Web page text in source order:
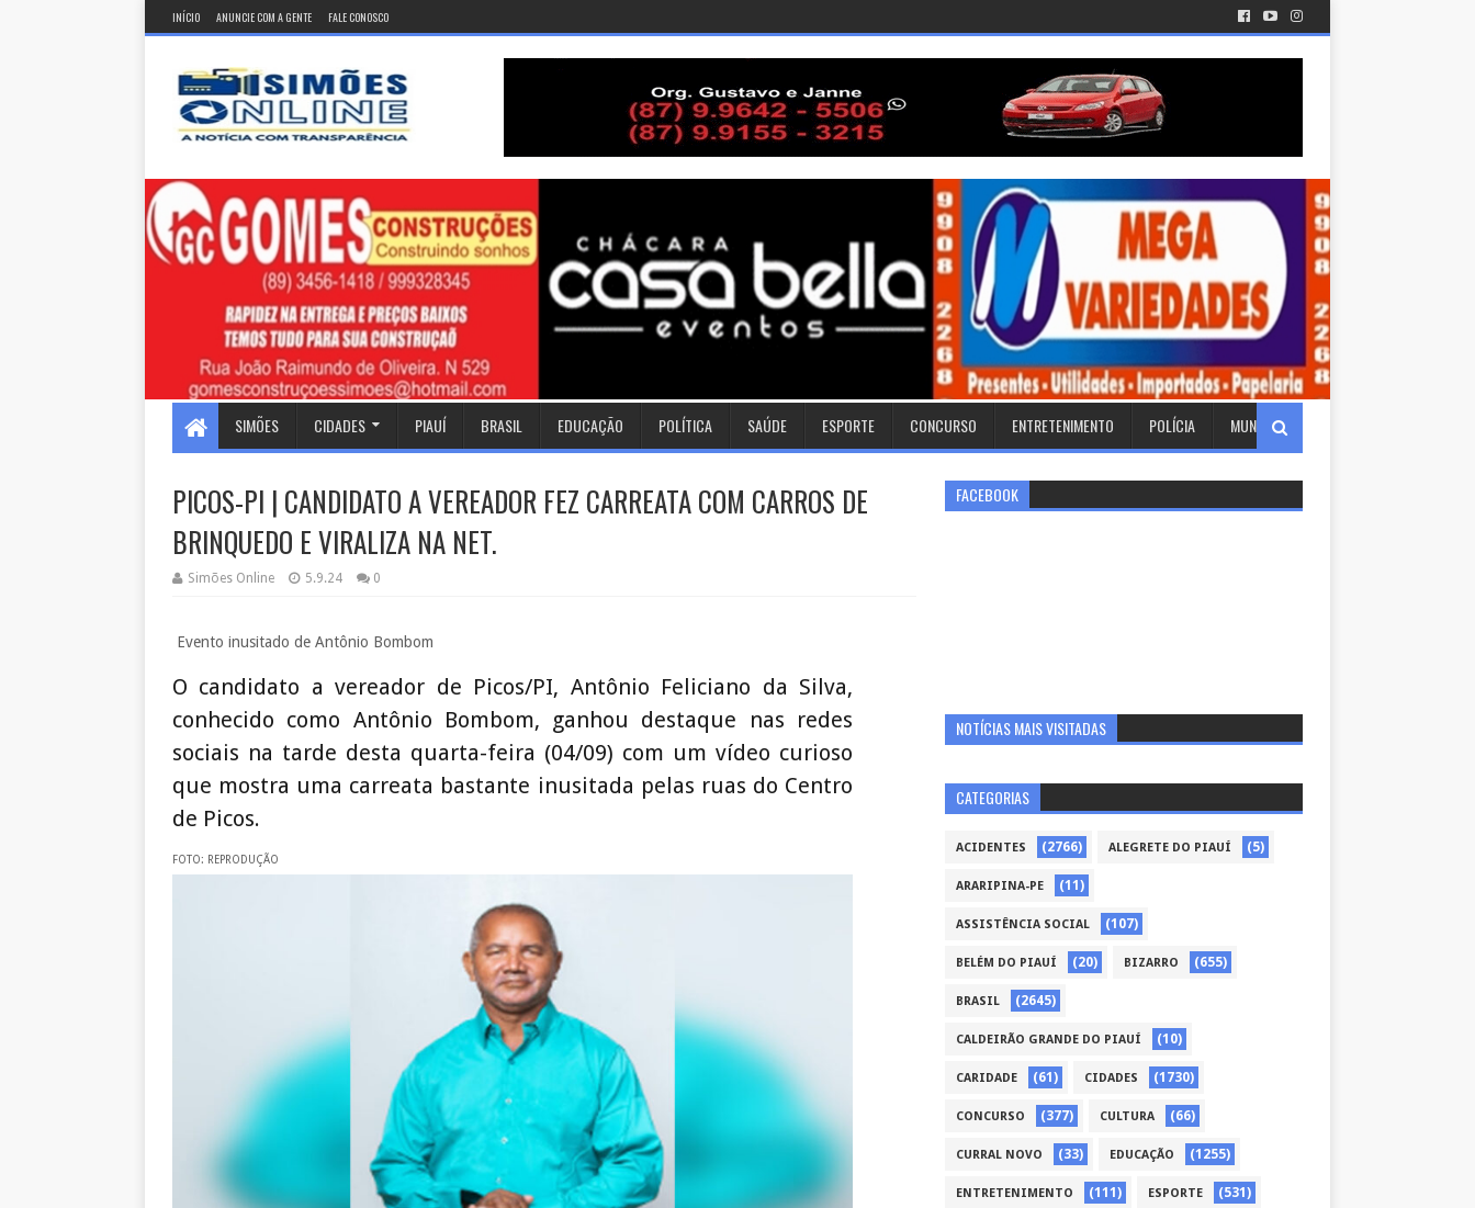
INÍCIO ANUNCIE COM A GENTE FALE CONOSCO
SIMÕES CIDADES PIAUÍ BRASIL EDUCAÇÃO POLÍTICA SAÚDE ESPORTE CONCURSO ENTRETENIMENTO POLÍCIA MUNDO
PICOS-PI | CANDIDATO A VEREADOR FEZ CARREATA COM CARROS DE
BRINQUEDO E VIRALIZA NA NET.
Simões Online 5.9.24 0
Evento inusitado de Antônio Bombom
O candidato a vereador de Picos/PI, Antônio Feliciano da Silva,
conhecido como Antônio Bombom, ganhou destaque nas redes
sociais na tarde desta quarta-feira (04/09) com um vídeo curioso
que mostra uma carreata bastante inusitada pelas ruas do Centro
de Picos.
FOTO: REPRODUÇÃO
FACEBOOK
NOTÍCIAS MAIS VISITADAS
CATEGORIAS
ACIDENTES (2766) ALEGRETE DO PIAUÍ (5)
ARARIPINA-PE (11)
ASSISTÊNCIA SOCIAL (107)
BELÉM DO PIAUÍ (20) BIZARRO (655)
BRASIL (2645)
CALDEIRÃO GRANDE DO PIAUÍ (10)
CARIDADE (61) CIDADES (1730)
CONCURSO (377) CULTURA (66)
CURRAL NOVO (33) EDUCAÇÃO (1255)
ENTRETENIMENTO (111) ESPORTE (531)